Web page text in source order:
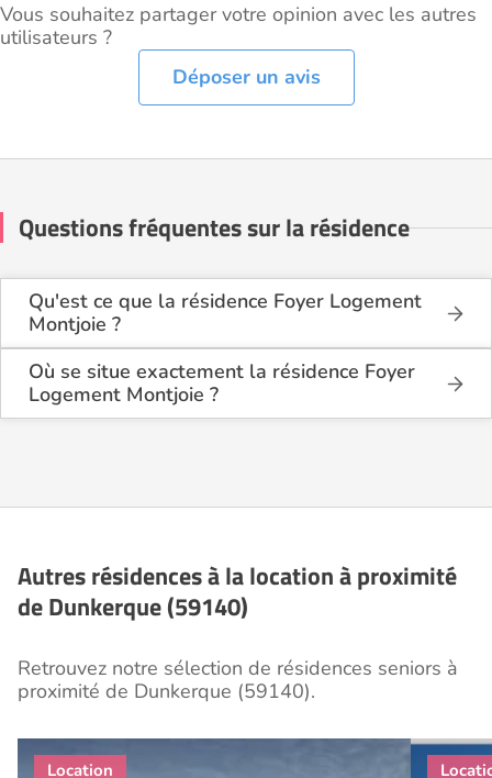
Vous souhaitez partager votre opinion avec les autres
utilisateurs ?
Déposer un avis
Questions fréquentes sur la résidence
Qu'est ce que la résidence Foyer Logement
Montjoie ?
La résidence Foyer Logement Montjoie est une
résidence seniors de type foyer logement -
résidence autonomie .
Où se situe exactement la résidence Foyer
Logement Montjoie ?
La résidence Foyer Logement Montjoie est située
Autres résidences à la location à proximité
de Dunkerque (59140)
Retrouvez notre sélection de résidences seniors à
proximité de Dunkerque (59140).